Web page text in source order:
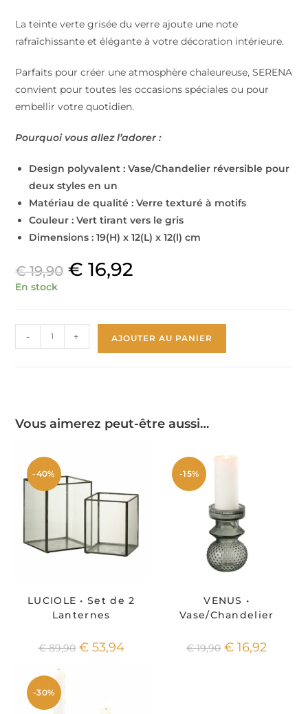
La teinte verte grisée du verre ajoute une note
rafraîchissante et élégante à votre décoration intérieure.
Parfaits pour créer une atmosphère chaleureuse, SERENA
convient pour toutes les occasions spéciales ou pour
embellir votre quotidien.
Pourquoi vous allez l’adorer :
Design polyvalent : Vase/Chandelier réversible pour
deux styles en un
Matériau de qualité : Verre texturé à motifs
Couleur : Vert tirant vers le gris
Dimensions : 19(H) x 12(L) x 12(l) cm
€19,90 € 16,92
En stock
- + AJOUTER AU PANIER
Vous aimerez peut-être aussi…
-40%
LUCIOLE • Set de 2
Lanternes
€89,90 €53,94
-15%
VENUS •
Vase/Chandelier
€19,90 € 16,92
-30%